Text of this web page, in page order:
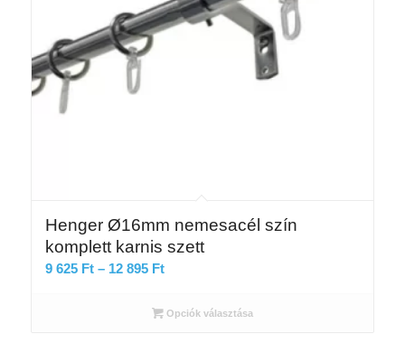
Henger Ø16mm nemesacél szín
komplett karnis szett
9 625 Ft – 12 895 FtÁrtartomány:
625 Ft
Opciók választása